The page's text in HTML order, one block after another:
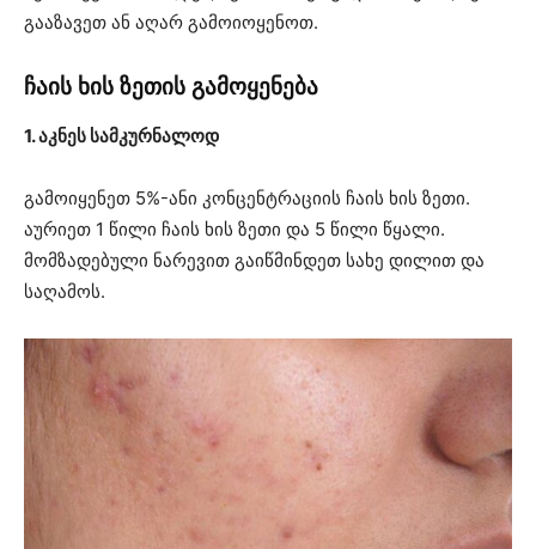
გააზავეთ ან აღარ გამოიოყენოთ.
ჩაის ხის ზეთის გამოყენება
1. აკნეს სამკურნალოდ
გამოიყენეთ 5%-ანი კონცენტრაციის ჩაის ხის ზეთი.
აურიეთ 1 წილი ჩაის ხის ზეთი და 5 წილი წყალი.
მომზადებული ნარევით გაიწმინდეთ სახე დილით და
საღამოს.